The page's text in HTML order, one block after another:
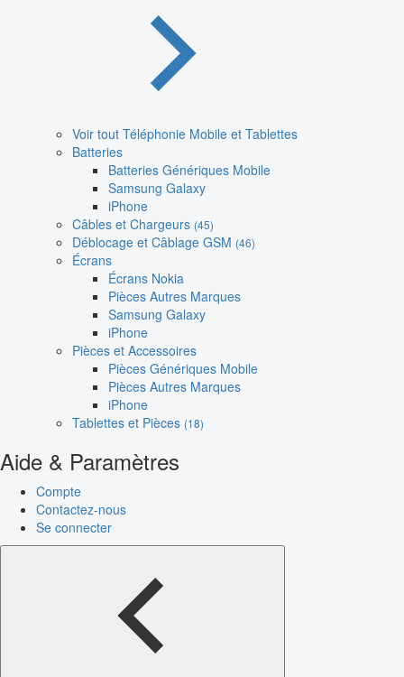
Voir tout Téléphonie Mobile et Tablettes
Batteries
Batteries Génériques Mobile
Samsung Galaxy
iPhone
Câbles et Chargeurs (45)
Déblocage et Câblage GSM (46)
Écrans
Écrans Nokia
Pièces Autres Marques
Samsung Galaxy
iPhone
Pièces et Accessoires
Pièces Génériques Mobile
Pièces Autres Marques
iPhone
Tablettes et Pièces (18)
Aide & Paramètres
Compte
Contactez-nous
Se connecter